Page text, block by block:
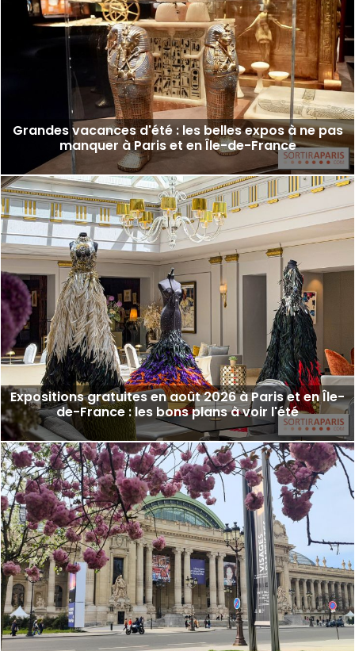
Grandes vacances d'été : les belles expos à ne pas
manquer à Paris et en Île-de-France
Expositions gratuites en août 2026 à Paris et en Île-
de-France : les bons plans à voir l'été